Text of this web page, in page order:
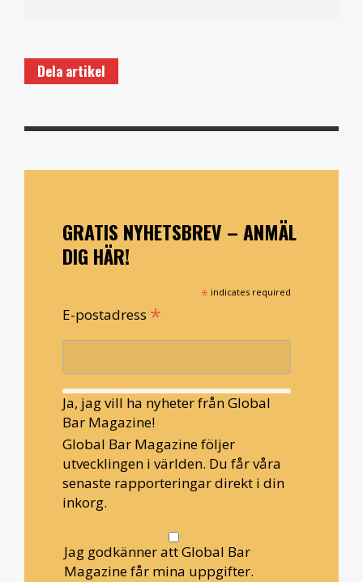
Dela artikel
GRATIS NYHETSBREV – ANMÄL
DIG HÄR!
* indicates required
E-postadress *
Ja, jag vill ha nyheter från Global
Bar Magazine!
Global Bar Magazine följer
utvecklingen i världen. Du får våra
senaste rapporteringar direkt i din
inkorg.
Jag godkänner att Global Bar
Magazine får mina uppgifter.